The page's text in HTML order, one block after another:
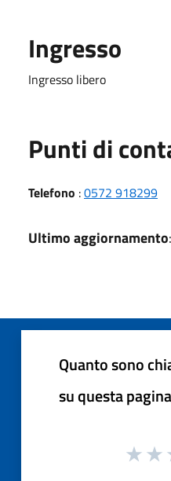
Ingresso
Ingresso libero
Punti di
Telefono :0572 918299
Ultimo aggiornamento
Quanto sono
su questa